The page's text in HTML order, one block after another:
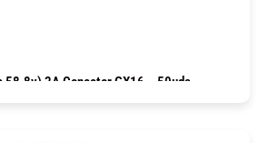
2A Conector GX16 – 50uds